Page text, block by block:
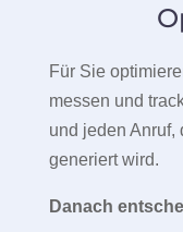
Für Sie
messen und
und jeden Anruf,
generiert wird.
Danach